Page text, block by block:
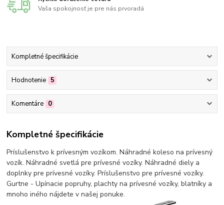
Vaša spokojnosť je pre nás prvoradá
Kompletné špecifikácie
Hodnotenie 5
Komentáre 0
Kompletné špecifikácie
Príslušenstvo k prívesným vozíkom. Náhradné koleso na prívesný
vozík. Náhradné svetlá pre prívesné vozíky. Náhradné diely a
doplnky pre prívesné vozíky. Príslušenstvo pre prívesné vozíky.
Gurtne - Upínacie popruhy, plachty na prívesné vozíky, blatníky a
mnoho iného nájdete v našej ponuke.